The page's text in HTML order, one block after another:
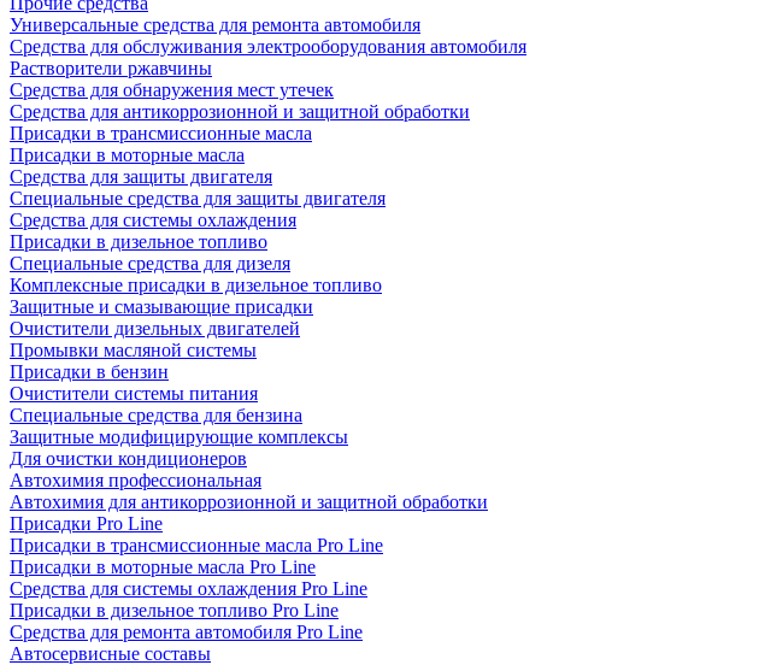
Универсальные средства для ремонта автомобиля
Средства для обслуживания электрооборудования автомобиля
Растворители ржавчины
Средства для обнаружения мест утечек
Средства для антикоррозионной и защитной обработки
Присадки в трансмиссионные масла
Присадки в моторные масла
Средства для защиты двигателя
Специальныe средства для защиты двигателя
Средства для системы охлаждения
Присадки в дизельное топливо
Спeциальные средства для дизеля
Комплексные присадки в дизельное топливо
Защитные и смазывающие присадки
Очистители дизельных двигателей
Промывки масляной системы
Присадки в бензин
Очистители системы питания
Специальные срeдства для бензина
Защитные модифицирующие комплексы
Для очистки кондиционеров
Автохимия профессиональная
Автохимия для антикоррозионной и защитной обработки
Присадки Pro Line
Присадки в трансмиссионные масла Pro Line
Присадки в моторные масла Pro Line
Средства для системы охлаждения Pro Line
Присадки в дизельное топливо Pro Line
Средства для ремонта автомобиля Pro Line
Автосервисные составы